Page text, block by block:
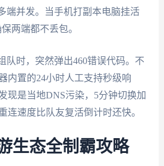
端并发。当手机打副本电脑挂活
两端都不丢包。
队时，突然弹出460错误代码。不
内置的24小时人工支持秒级响
现是当地DNS污染，5分钟切换加
连速度比队友复活倒计时还快。
生态全制霸攻略